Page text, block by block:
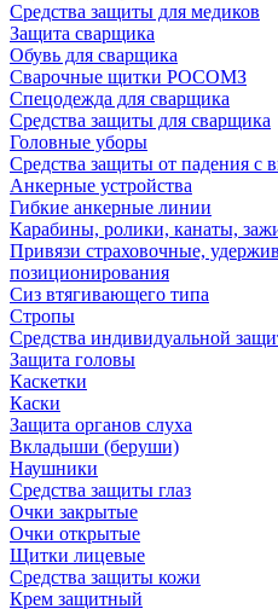
Средства защиты для медиков
Защита сварщика
Обувь для сварщика
Сварочные щитки РОСОМЗ
Спецодежда для сварщика
Средства защиты для сварщика
Головные уборы
Средства защиты от падения с
Анкерные устройства
Гибкие анкерные линии
Карабины, ролики, канаты,
Привязи страховочные,
позиционирования
Сиз втягивающего типа
Стропы
Средства индивидуальной
Защита головы
Каскетки
Каски
Защита органов слуха
Вкладыши (беруши)
Наушники
Средства защиты глаз
Очки закрытые
Очки открытые
Щитки лицевые
Средства защиты кожи
Крем защитный